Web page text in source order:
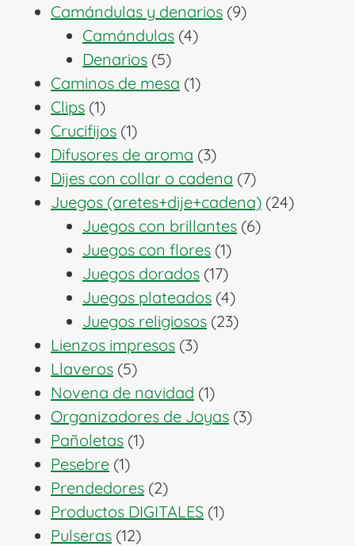
producto
Camándulas y denarios 99
Camándulas 44
Denarios 55
productos
Caminos de mesa 11
Clips 11
producto
Crucifijos 11
producto
Difusores de aroma 33
productos
Dijes con collar o cadena 77
productos
Juegos (aretes+dije+cadena) 2424
Juegos con brillantes 66
Juegos con flores 11
producto
Juegos dorados 1717
productos
Juegos plateados 44
productos
Juegos religiosos 2323
Lienzos impresos 33
Llaveros 55
productos
Novena de navidad 11
producto
Organizadores de Joyas 33
Pañoletas 11
Pesebre 11
producto
Prendedores 22
productos
Productos DIGITALES 11
Pulseras 1212